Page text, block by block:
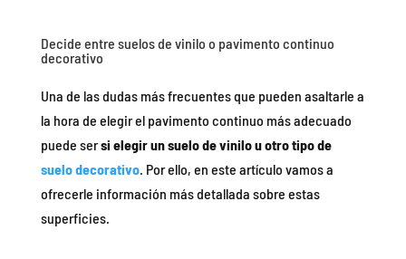
Decide entre suelos de vinilo o pavimento continuo
decorativo
Una de las dudas más frecuentes que pueden asaltarle a
la hora de elegir el pavimento continuo más adecuado
puede sersi elegir un suelo de vinilo u otro tipo de
suelo decorativo. Por ello, en este artículo vamos a
ofrecerle información más detallada sobre estas
superficies.